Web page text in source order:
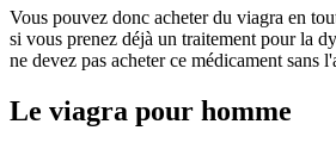
Vous pouvez donc acheter du viagra en
si vous prenez déjà un traitement pour la
ne devez pas acheter ce médicament sans
Le viagra pour homme